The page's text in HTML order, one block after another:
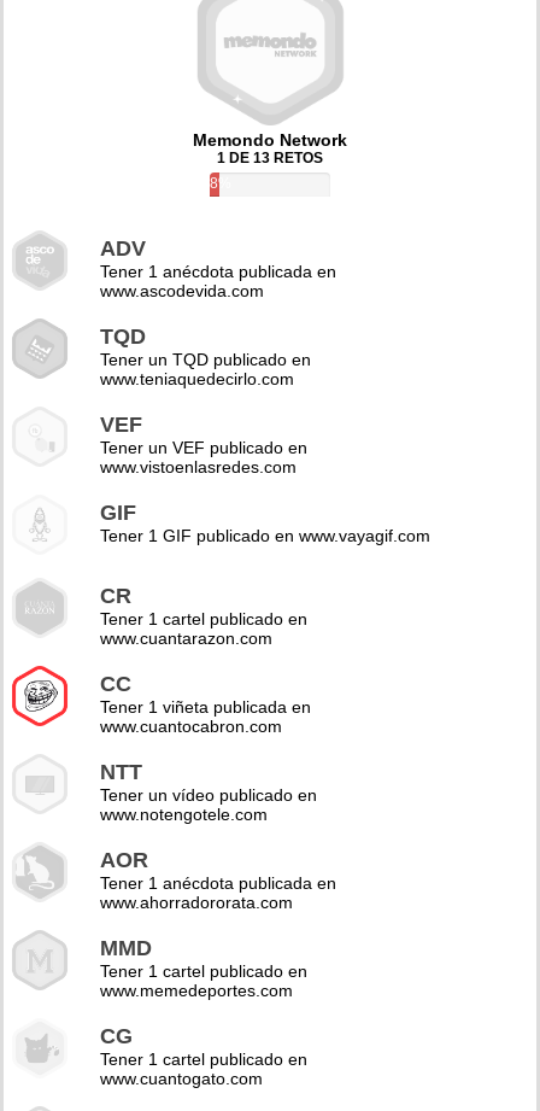
Memondo Network
1 DE 13 RETOS
8%
ADV
Tener 1 anécdota publicada en
www.ascodevida.com
TQD
Tener un TQD publicado en
www.teniaquedecirlo.com
VEF
Tener un VEF publicado en
www.vistoenlasredes.com
GIF
Tener 1 GIF publicado en www.vayagif.com
CR
Tener 1 cartel publicado en
www.cuantarazon.com
CC
Tener 1 viñeta publicada en
www.cuantocabron.com
NTT
Tener un vídeo publicado en
www.notengotele.com
AOR
Tener 1 anécdota publicada en
www.ahorradororata.com
MMD
Tener 1 cartel publicado en
www.memedeportes.com
CG
Tener 1 cartel publicado en
www.cuantogato.com